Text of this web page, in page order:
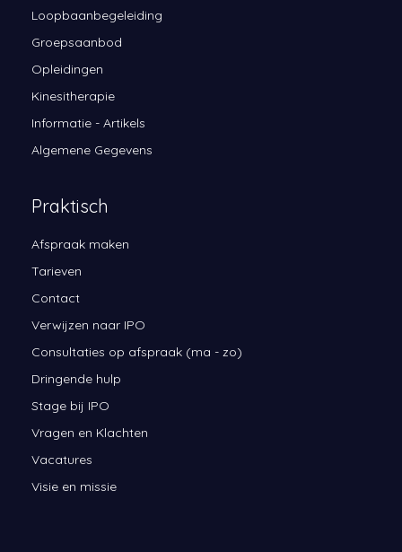
Loopbaanbegeleiding
Groepsaanbod
Opleidingen
Kinesitherapie
Informatie - Artikels
Algemene Gegevens
Praktisch
Afspraak maken
Tarieven
Contact
Verwijzen naar IPO
Consultaties op afspraak (ma - zo)
Dringende hulp
Stage bij IPO
Vragen en Klachten
Vacatures
Visie en missie